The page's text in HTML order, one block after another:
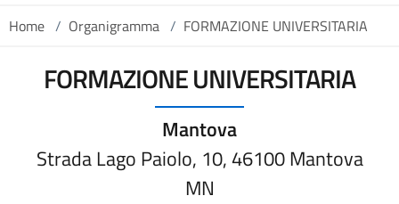
Home / Organigramma / FORMAZIONE UNIVERSITARIA
FORMAZIONE UNIVERSITARIA
Mantova
Strada Lago Paiolo, 10, 46100 Mantova
MN